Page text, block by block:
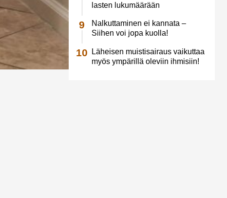
lasten lukumäärään
Nalkuttaminen ei kannata –
Siihen voi jopa kuolla!
Läheisen muistisairaus vaikuttaa
myös ympärillä oleviin ihmisiin!